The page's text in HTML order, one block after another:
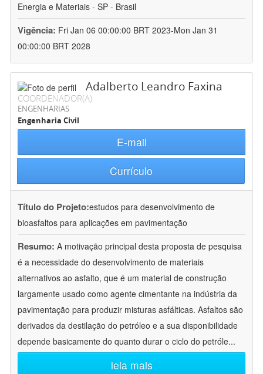
Energia e Materiais - SP - Brasil
Vigência: Fri Jan 06 00:00:00 BRT 2023-Mon Jan 31
00:00:00 BRT 2028
Adalberto Leandro Faxina
COORDENADOR(A)
ENGENHARIAS
Engenharia Civil
E-mail
Currículo
Título do Projeto:estudos para desenvolvimento de
bioasfaltos para aplicações em pavimentação
Resumo: A motivação principal desta proposta de pesquisa
é a necessidade do desenvolvimento de materiais
alternativos ao asfalto, que é um material de construção
largamente usado como agente cimentante na indústria da
pavimentação para produzir misturas asfálticas. Asfaltos são
derivados da destilação do petróleo e a sua disponibilidade
depende basicamente do quanto durar o ciclo do petróle...
leia mais